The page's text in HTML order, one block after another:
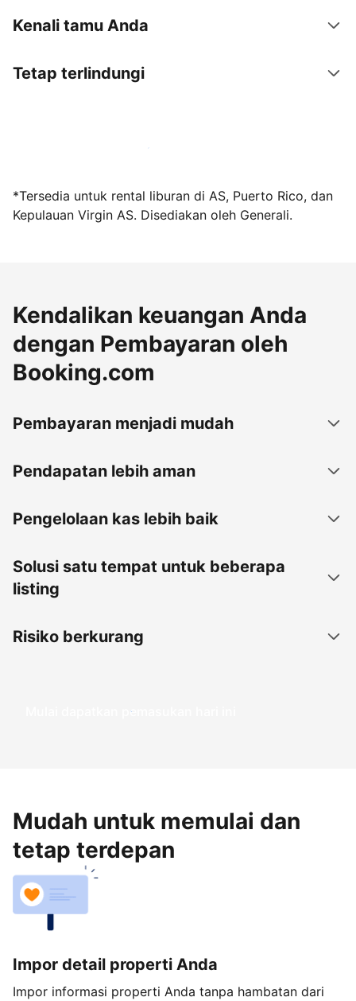
Kenali tamu Anda
Tetap terlindungi
Jadi tuan rumah bersama kami sekarang
*Tersedia untuk rental liburan di AS, Puerto Rico, dan
Kepulauan Virgin AS. Disediakan oleh Generali.
Kendalikan keuangan Anda
dengan Pembayaran oleh
Booking.com
Pembayaran menjadi mudah
Pendapatan lebih aman
Pengelolaan kas lebih baik
Solusi satu tempat untuk beberapa
listing
Risiko berkurang
Mulai dapatkan pemasukan hari ini
Mudah untuk memulai dan
tetap terdepan
Impor detail properti Anda
Impor informasi properti Anda tanpa hambatan dari